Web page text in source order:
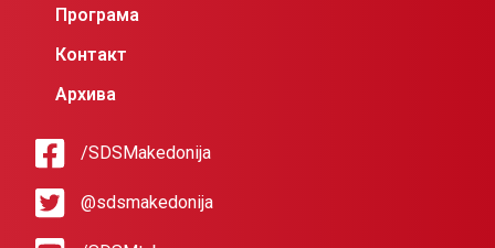
Програма
Контакт
Архива
/SDSMakedonija
@sdsmakedonija